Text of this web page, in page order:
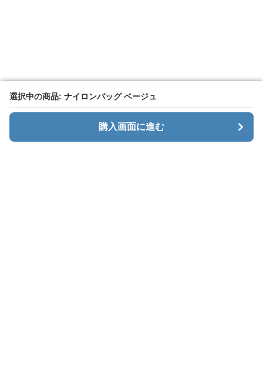
選択中の商品: ナイロンバッグ ベージュ
購入画面に進む
選択中の商品: ナイロンバッグ ベージュ
購入画面に進む